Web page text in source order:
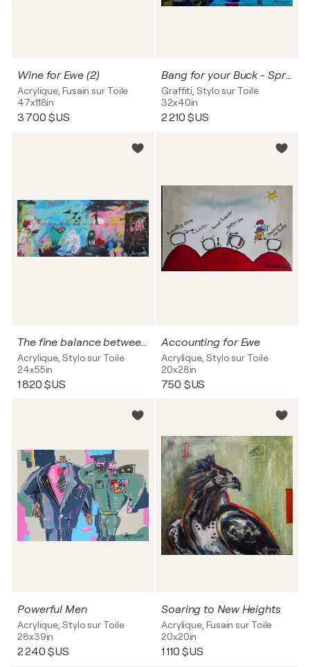
Wine for Ewe (2)
Acrylique, Fusain sur Toile
47x118in
3 700 $US
Bang for your Buck - Springbok
Graffiti, Stylo sur Toile
32x40in
2 210 $US
The fine balance between Dorothy and the Witch
Acrylique, Stylo sur Toile
24x55in
1 820 $US
Accounting for Ewe
Acrylique, Stylo sur Toile
20x28in
750 $US
Powerful Men
Acrylique, Stylo sur Toile
28x39in
2 240 $US
Soaring to New Heights
Acrylique, Fusain sur Toile
20x20in
1 110 $US